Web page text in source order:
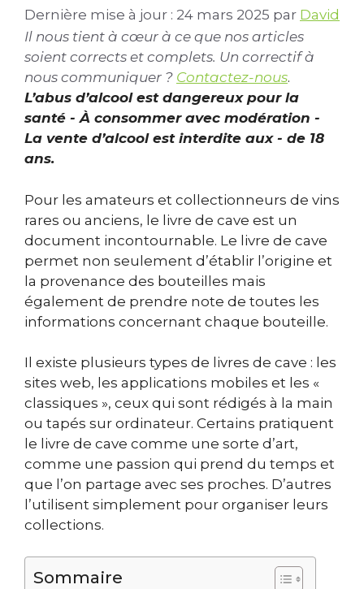
Dernière mise à jour : 24 mars 2025 par David
Il nous tient à cœur à ce que nos articles
soient corrects et complets. Un correctif à
nous communiquer ? Contactez-nous.
L’abus d’alcool est dangereux pour la
santé - À consommer avec modération -
La vente d’alcool est interdite aux - de 18
ans.
Pour les amateurs et collectionneurs de vins
rares ou anciens, le livre de cave est un
document incontournable. Le livre de cave
permet non seulement d’établir l’origine et
la provenance des bouteilles mais
également de prendre note de toutes les
informations concernant chaque bouteille.
Il existe plusieurs types de livres de cave : les
sites web, les applications mobiles et les «
classiques », ceux qui sont rédigés à la main
ou tapés sur ordinateur. Certains pratiquent
le livre de cave comme une sorte d’art,
comme une passion qui prend du temps et
que l’on partage avec ses proches. D’autres
l’utilisent simplement pour organiser leurs
collections.
Sommaire